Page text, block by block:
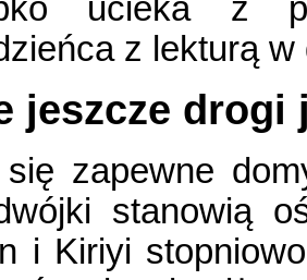
ucieka z
z lekturą
jeszcze drogi
zapewne
stanowią
i Kiriyi